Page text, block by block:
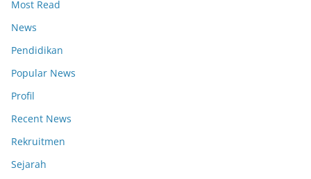
Most Read
News
Pendidikan
Popular News
Profil
Recent News
Rekruitmen
Sejarah